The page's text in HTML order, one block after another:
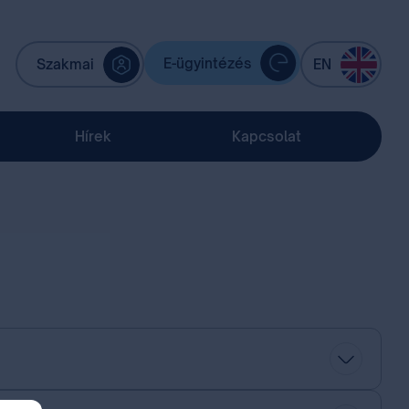
Szakmai E-ügyintézés EN
Hírek Kapcsolat